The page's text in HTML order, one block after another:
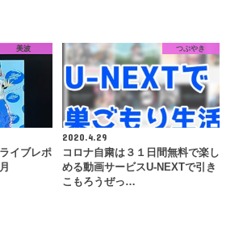
美波
イブレポ
つぶやき
2020.4.29
コロナ自粛は３１日間無料で楽し
める動画サービスU-NEXTで引き
こもろうぜっ…